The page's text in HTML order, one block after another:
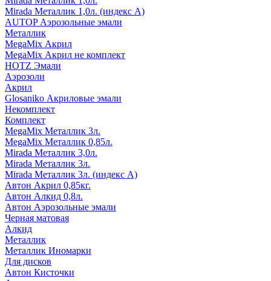
Mirada Металлик 1,0л. (индекс А)
AUTOP Аэрозольные эмали
Металлик
MegaMix Акрил
MegaMix Акрил не комплект
HOTZ Эмали
Аэрозоли
Акрил
Glosaniko Акриловые эмали
Некомплект
Комплект
MegaMix Металлик 3л.
MegaMix Металлик 0,85л.
Mirada Металлик 3,0л.
Mirada Металлик 3л.
Mirada Металлик 3л. (индекс А)
Автон Акрил 0,85кг.
Автон Алкид 0,8л.
Автон Аэрозольные эмали
Черная матовая
Алкид
Металлик
Металлик Иномарки
Для дисков
Автон Кисточки